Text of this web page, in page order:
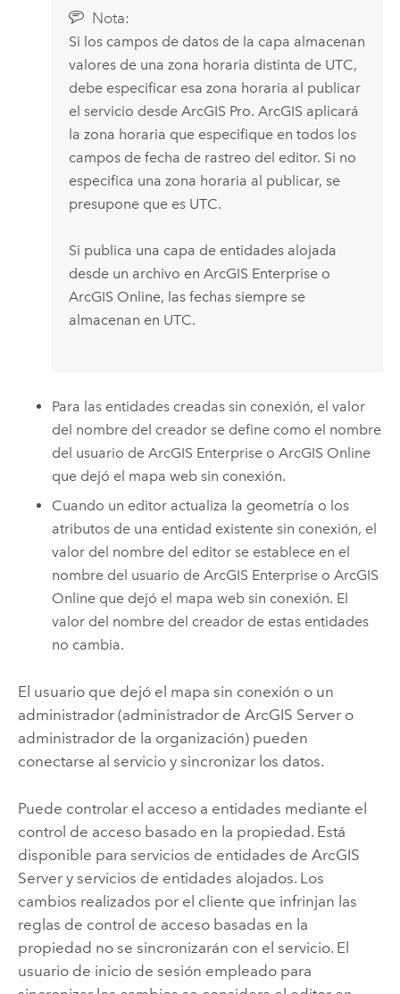
Nota:
Si los campos de datos de la capa almacenan
valores de una zona horaria distinta de UTC,
debe especificar esa zona horaria al publicar
el servicio desde ArcGIS Pro. ArcGIS aplicará
la zona horaria que especifique en todos los
campos de fecha de rastreo del editor. Si no
especifica una zona horaria al publicar, se
presupone que es UTC.
Si publica una capa de entidades alojada
desde un archivo en ArcGIS Enterpriseo
ArcGIS Online, las fechas siempre se
almacenan en UTC.
Para las entidades creadas sin conexión, el valor
del nombre del creador se define como el nombre
del usuario deArcGIS Enterprise oArcGIS Online
que dejó el mapa web sin conexión.
Cuando un editor actualiza la geometría o los
atributos de una entidad existente sin conexión, el
valor del nombre del editor se establece en el
nombre del usuario deArcGIS Enterprise oArcGIS
Online que dejó el mapa web sin conexión. El
valor del nombre del creador de estas entidades
no cambia.
El usuario que dejó el mapa sin conexión o un
administrador (administrador de ArcGIS Servero
administrador de la organización) pueden
conectarse al servicio y sincronizar los datos.
Puede controlar el acceso a entidades mediante el
control de acceso basado en la propiedad. Está
disponible para servicios de entidades de ArcGIS
Servery servicios de entidades alojados. Los
cambios realizados por el cliente que infrinjan las
reglas de control de acceso basadas en la
propiedad no se sincronizarán con el servicio. El
usuario de inicio de sesión empleado para